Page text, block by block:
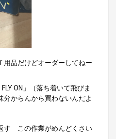
用品だけどオーダーしてねー
ON」（落ち着いて飛びま
からんから買わないんだよ
す この作業がめんどくさい